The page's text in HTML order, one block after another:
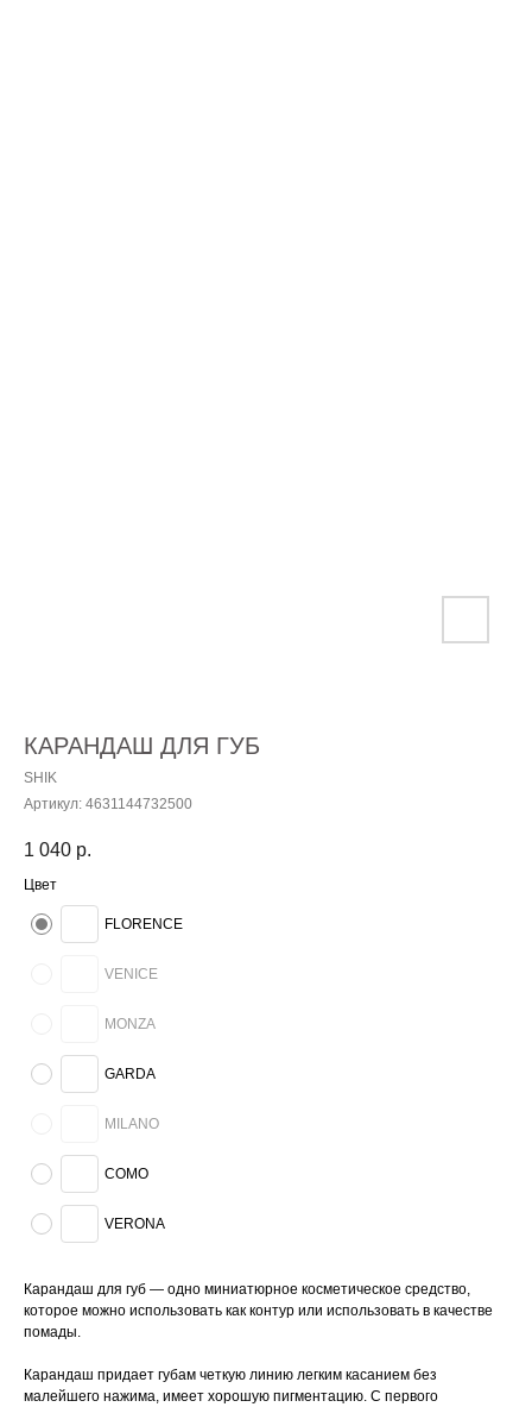
КАРАНДАШ ДЛЯ ГУБ
SHIK
Артикул: 4631144732500
1 040 р.
Цвет
FLORENCE
VENICE
MONZA
GARDA
MILANO
COMO
VERONA
Карандаш для губ — одно миниатюрное косметическое средство,
которое можно использовать как контур или использовать в качестве
помады.
Карандаш придает губам четкую линию легким касанием без
малейшего нажима, имеет хорошую пигментацию. С первого